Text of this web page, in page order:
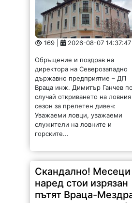
169 | 2026-08-07 14:37:47
Обръщение и поздрав на
директора на Северозападно
Враца инж. Димитър Ганчев по
случай откриването на ловния
сезон за прелетен дивеч:
Уважаеми ловци, уважаеми
служители на ловните и
горските...
наред стои изрязан
пътят Враца-Мездра,
институциите спят!